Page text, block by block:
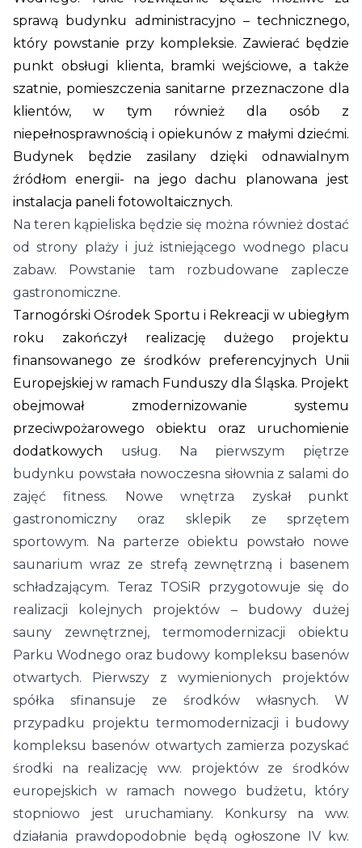
sprawą budynku administracyjno – technicznego,
który powstanie przy kompleksie. Zawierać będzie
punkt obsługi klienta, bramki wejściowe, a także
szatnie, pomieszczenia sanitarne przeznaczone dla
klientów, w tym również dla osób z
niepełnosprawnością i opiekunów z małymi dziećmi.
Budynek będzie zasilany dzięki odnawialnym
źródłom energii- na jego dachu planowana jest
instalacja paneli fotowoltaicznych.
Na teren kąpieliska będzie się można również dostać
od strony plaży i już istniejącego wodnego placu
zabaw. Powstanie tam rozbudowane zaplecze
gastronomiczne.
Tarnogórski Ośrodek Sportu i Rekreacji w ubiegłym
roku zakończył realizację dużego projektu
finansowanego ze środków preferencyjnych Unii
Europejskiej w ramach Funduszy dla Śląska. Projekt
obejmował zmodernizowanie systemu
przeciwpożarowego obiektu oraz uruchomienie
dodatkowych usług. Na pierwszym piętrze
budynku powstała nowoczesna siłownia z salami do
zajęć fitness. Nowe wnętrza zyskał punkt
gastronomiczny oraz sklepik ze sprzętem
sportowym. Na parterze obiektu powstało nowe
saunarium wraz ze strefą zewnętrzną i basenem
schładzającym. Teraz TOSiR przygotowuje się do
realizacji kolejnych projektów – budowy dużej
sauny zewnętrznej, termomodernizacji obiektu
Parku Wodnego oraz budowy kompleksu basenów
otwartych. Pierwszy z wymienionych projektów
spółka sfinansuje ze środków własnych. W
przypadku projektu termomodernizacji i budowy
kompleksu basenów otwartych zamierza pozyskać
środki na realizację ww. projektów ze środków
europejskich w ramach nowego budżetu, który
stopniowo jest uruchamiany. Konkursy na ww.
działania prawdopodobnie będą ogłoszone IV kw.